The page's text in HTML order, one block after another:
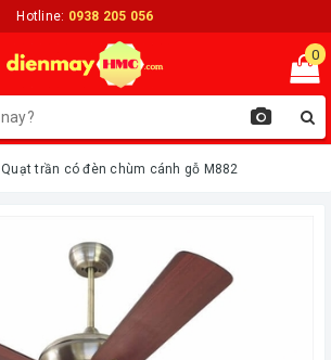
Hotline: 0938 205 056
0
Quạt trần có đèn chùm cánh gỗ M882